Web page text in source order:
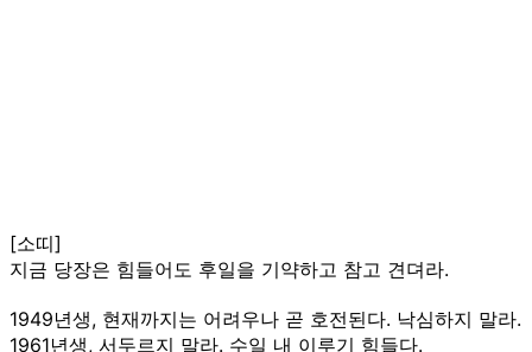
[소띠]
지금 당장은 힘들어도 후일을 기약하고 참고 견뎌라.
1949년생, 현재까지는 어려우나 곧 호전된다. 낙심하지 말라.
1961년생, 서두르지 말라. 수일 내 이루기 힘들다.